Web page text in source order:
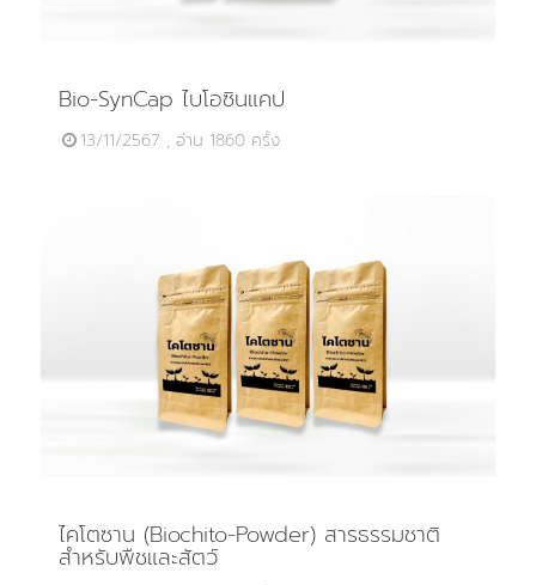
Bio-SynCap ไบโอซินแคป
13/11/2567 , อ่าน 1860 ครั้ง
ไคโตซาน (Biochito-Powder) สารธรรมชาติ
สำหรับพืชและสัตว์